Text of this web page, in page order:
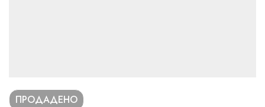
ПРОДАДЕНО